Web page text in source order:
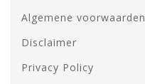
Algemene voorwaarden
Disclaimer
Privacy Policy